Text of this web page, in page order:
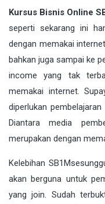
Kursus Bisnis Online
seperti sekarang ini
dengan memakai
bahkan juga sampai ke
income yang tak
memakai internet.
diperlukan
Diantara media
merupakan dengan
KelebihanSB1M
akan berguna untuk
yang join. Sudah